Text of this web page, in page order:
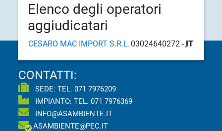
Elenco degli operatori
aggiudicatari
CESARO MAC IMPORT S.R.L. 03024640272 - IT
CONTATTI:
SEDE: TEL.071 7976209
IMPIANTO: TEL.071 7976369
INFO@ASAMBIENTE.IT
ASAMBIENTE@PEC.IT